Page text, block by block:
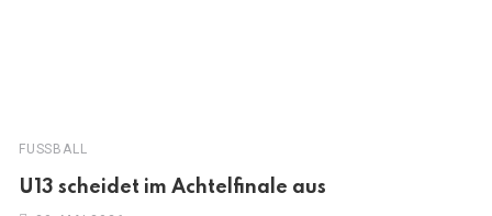
FUSSBALL
U13 scheidet im Achtelfinale aus